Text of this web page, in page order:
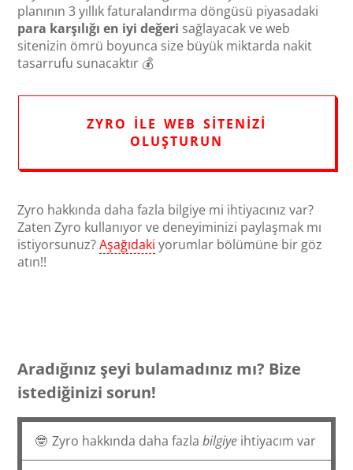
planının 3 yıllık faturalandırma döngüsü piyasadaki
para karşılığı en iyi değeri sağlayacak ve web
sitenizin ömrü boyunca size büyük miktarda nakit
tasarrufu sunacaktır 💰
ZYRO ILE WEB SITENIZI
OLUŞTURUN
Zyro hakkında daha fazla bilgiye mi ihtiyacınız var?
Zaten Zyro kullanıyor ve deneyiminizi paylaşmak mı
istiyorsunuz?Aşağıdaki yorumlar bölümüne bir göz
atın!!
Aradığınız şeyi bulamadınız mı? Bize
istediğinizi sorun!
🤓 Zyro hakkında daha fazlabilgiye ihtiyacım var